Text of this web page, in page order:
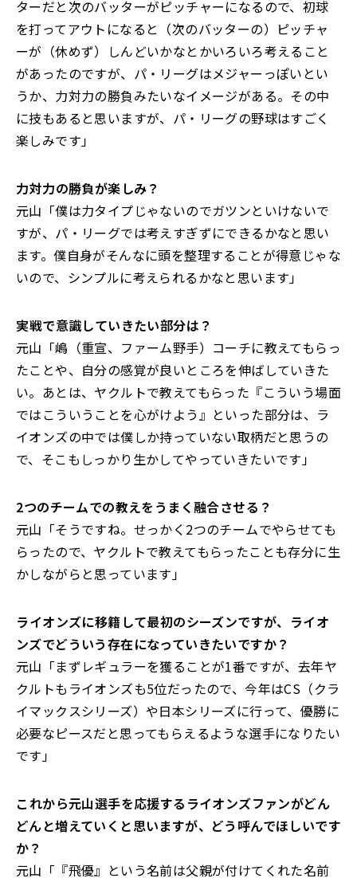
ターだと次のバッターがピッチャーになるので、初球
を打ってアウトになると（次のバッターの）ピッチャ
ーが（休めず）しんどいかなとかいろいろ考えること
があったのですが、パ・リーグはメジャーっぽいとい
うか、力対力の勝負みたいなイメージがある。その中
に技もあると思いますが、パ・リーグの野球はすごく
楽しみです」
――力対力の勝負が楽しみ？
元山「僕は力タイプじゃないのでガツンといけないで
すが、パ・リーグでは考えすぎずにできるかなと思い
ます。僕自身がそんなに頭を整理することが得意じゃな
いので、シンプルに考えられるかなと思います」
――実戦で意識していきたい部分は？
元山「嶋（重宣、ファーム野手）コーチに教えてもらっ
たことや、自分の感覚が良いところを伸ばしていきた
い。あとは、ヤクルトで教えてもらった『こういう場面
ではこういうことを心がけよう』といった部分は、ラ
イオンズの中では僕しか持っていない取柄だと思うの
で、そこもしっかり生かしてやっていきたいです」
――2つのチームでの教えをうまく融合させる？
元山「そうですね。せっかく2つのチームでやらせても
らったので、ヤクルトで教えてもらったことも存分に生
かしながらと思っています」
――ライオンズに移籍して最初のシーズンですが、ライオ
ンズでどういう存在になっていきたいですか？
元山「まずレギュラーを獲ることが1番ですが、去年ヤ
クルトもライオンズも5位だったので、今年はCS（クラ
イマックスシリーズ）や日本シリーズに行って、優勝に
必要なピースだと思ってもらえるような選手になりたい
です」
――これから元山選手を応援するライオンズファンがどん
どんと増えていくと思いますが、どう呼んでほしいです
か？
元山「『飛優』という名前は父親が付けてくれた名前